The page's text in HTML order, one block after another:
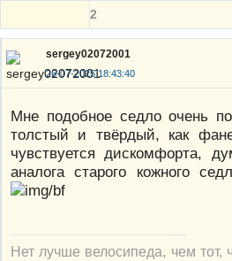
2
sergey02072001
26-07-2025 18:43:40
Мне подобное седло очень
толстый и твёрдый, как
чувствуется дискомфорта,
аналога старого кожного
Нет лучше велосипеда, чем тот,